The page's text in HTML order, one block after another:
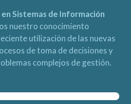
Sistemas de Información
nuestro conocimiento
utilización de las nuevas
de toma de decisiones y
complejos de gestión.